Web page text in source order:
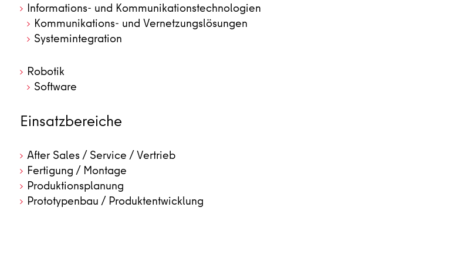
Informations- und Kommunikationstechnologien
Kommunikations- und Vernetzungslösungen
Systemintegration
Robotik
Software
Einsatzbereiche
After Sales / Service / Vertrieb
Fertigung / Montage
Produktionsplanung
Prototypenbau / Produktentwicklung